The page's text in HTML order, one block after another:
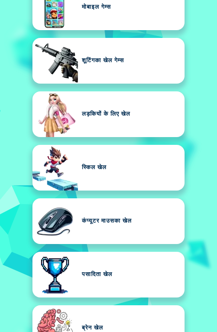
मोबाइल गेम्स
शूटिंगका खेल गेम्स
लड़कियों के लिए खेल
स्किल खेल
कंप्यूटर माउसका खेल
पसादिता खेल
ब्रेन खेल